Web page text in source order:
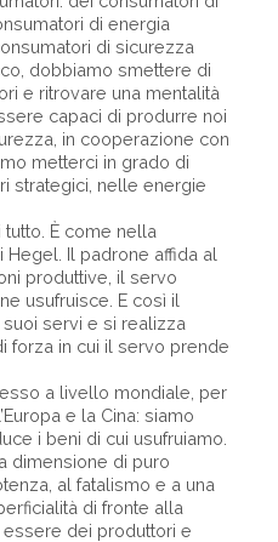
di energia
di sicurezza
dobbiamo smettere di
e ritrovare una mentalità
capaci di produrre noi
in cooperazione con
metterci in grado di
strategici, nelle energie
È come nella
Il padrone affida al
produttive, il servo
usufruisce. E così il
servi e si realizza
forza in cui il servo prende
a livello mondiale, per
e la Cina: siamo
i beni di cui usufruiamo.
dimensione di puro
al fatalismo e a una
di fronte alla
dei produttori e